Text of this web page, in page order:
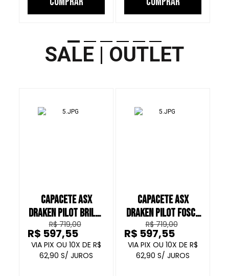
SALE | OUTLET
CAPACETE ASX
DRAKEN PILOT BRILHO
PRETO AZUL AMARELO
R$ 719,00
10
R$
62,90
R$ 597,55
CAPACETE ASX
DRAKEN PILOT FOSCO
PRETO VERMELHO
AMARELO
R$ 719,00
10
R$
62,90
R$ 597,55